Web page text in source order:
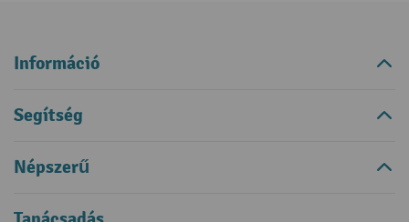
Információ
Segítség
Népszerű